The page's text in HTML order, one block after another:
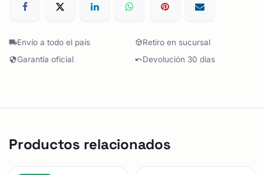
Envío a todo el país
Retiro en sucursal
Garantía oficial
Devolución 30 días
Productos relacionados